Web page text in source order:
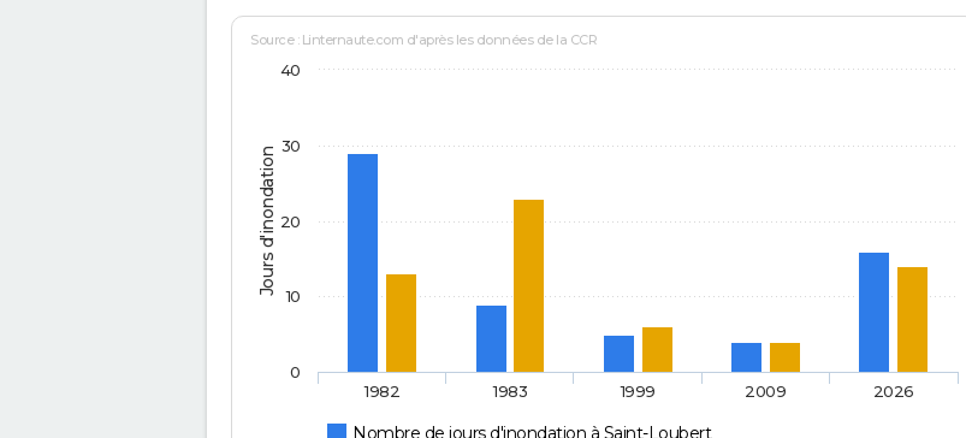
Jours d'inondation
Source : Linternaute.com d'après les données de la CCR
Nombre de jours d'inondation à Saint-Loubert
1982 1983 1999 2009 2026
0
10
20
30
40